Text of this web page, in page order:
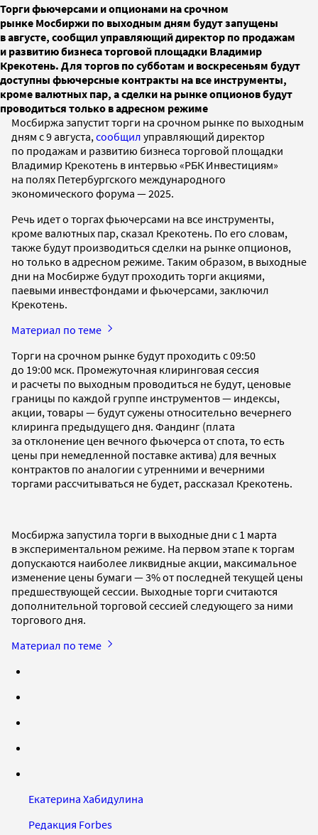
Торги фьючерсами и опционами на срочном
рынке Мосбиржи по выходным дням будут запущены
в августе, сообщил управляющий директор по продажам
и развитию бизнеса торговой площадки Владимир
Крекотень. Для торгов по субботам и воскресеньям будут
доступны фьючерсные контракты на все инструменты,
кроме валютных пар, а сделки на рынке опционов будут
проводиться только в адресном режиме
Мосбиржа запустит торги на срочном рынке по выходным
дням с 9 августа, сообщил управляющий директор
по продажам и развитию бизнеса торговой площадки
Владимир Крекотень в интервью «РБК Инвестициям»
на полях Петербургского международного
экономического форума — 2025.
Речь идет о торгах фьючерсами на все инструменты,
кроме валютных пар, сказал Крекотень. По его словам,
также будут производиться сделки на рынке опционов,
но только в адресном режиме. Таким образом, в выходные
дни на Мосбирже будут проходить торги акциями,
паевыми инвестфондами и фьючерсами, заключил
Крекотень.
Материал по теме
Торги на срочном рынке будут проходить с 09:50
до 19:00 мск. Промежуточная клиринговая сессия
и расчеты по выходным проводиться не будут, ценовые
границы по каждой группе инструментов — индексы,
акции, товары — будут сужены относительно вечернего
клиринга предыдущего дня. Фандинг (плата
за отклонение цен вечного фьючерса от спота, то есть
цены при немедленной поставке актива) для вечных
контрактов по аналогии с утренними и вечерними
торгами рассчитываться не будет, рассказал Крекотень.
Мосбиржа запустила торги в выходные дни с 1 марта
в экспериментальном режиме. На первом этапе к торгам
допускаются наиболее ликвидные акции, максимальное
изменение цены бумаги — 3% от последней текущей цены
предшествующей сессии. Выходные торги считаются
дополнительной торговой сессией следующего за ними
торгового дня.
Материал по теме
Екатерина Хабидулина
Редакция Forbes